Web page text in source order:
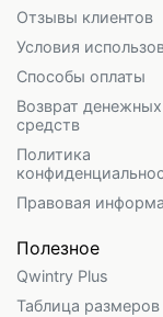
Отзывы клиентов
Условия
Способы оплаты
Возврат денежных
средств
Политика
Правовая
Полезное
Qwintry Plus
Таблица размеров